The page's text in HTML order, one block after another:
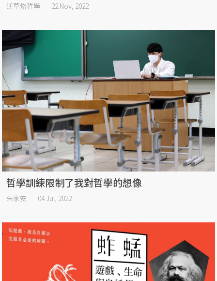
沃草烙哲學 22 Nov, 2022
哲學訓練限制了我對哲學的想像
朱家安 04 Jul, 2022